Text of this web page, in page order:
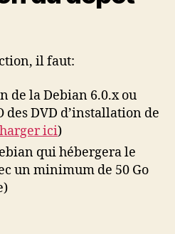
il faut:
de la Debian 6.0.x ou
des DVD d’installation de
ici)
qui hébergera le
un minimum de 50 Go